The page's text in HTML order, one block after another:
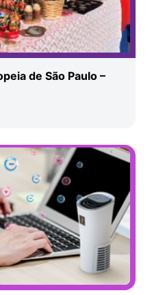
de São Paulo –